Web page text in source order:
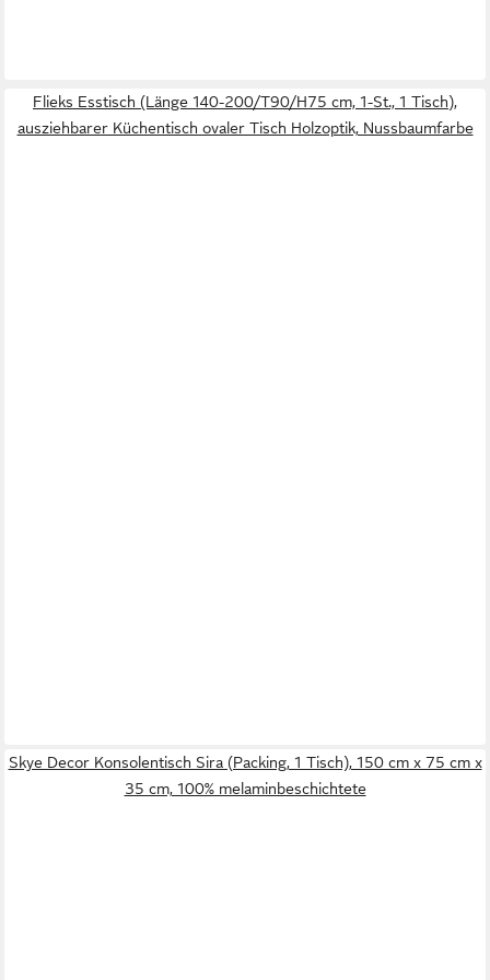
Flieks Esstisch (Länge 140-200/T90/H75 cm, 1-St., 1 Tisch),
ausziehbarer Küchentisch ovaler Tisch Holzoptik, Nussbaumfarbe
Skye Decor Konsolentisch Sira (Packing, 1 Tisch), 150 cm x 75 cm x
35 cm, 100% melaminbeschichtete